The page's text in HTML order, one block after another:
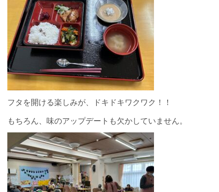
フタを開ける楽しみが、ドキドキワクワク！！
もちろん、味のアップデートも欠かしていません。